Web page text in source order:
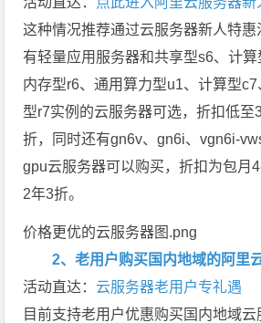
这种情况推荐通过云服务器新人特
有轻量应用服务器和共享型s6、计算
内存型r6、通用算力型u1、计算型
型r7实例的云服务器可选，折扣低至
折，同时还有gn6v、gn6i、vgn6i-
gpu云服务器可以购买，折扣为包月
2年3折。
价格更优的云服务器图.png
2、老用户购买国内地域的阿里
活动直达： 云服务器老用户专礼遇
目前支持老用户优惠购买国内地域